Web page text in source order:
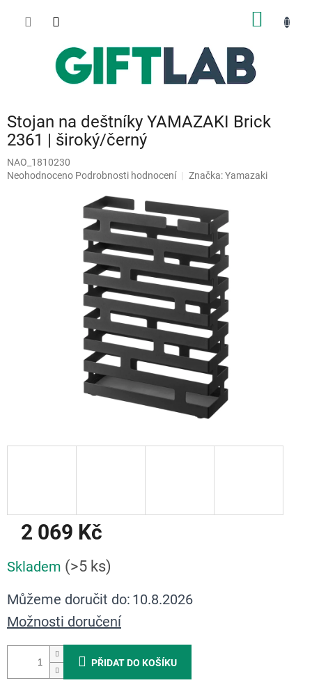
Stojan na deštníky YAMAZAKI Brick
2361 | široký/černý
NAO_1810230
Průměrné
Neohodnoceno Podrobnosti hodnocení Značka:Yamazaki
2 069 Kč
cena:
Skladem (>5 ks)
Můžeme doručit do: 10.8.2026
Možnosti doručení
PŘIDAT DO KOŠÍKU